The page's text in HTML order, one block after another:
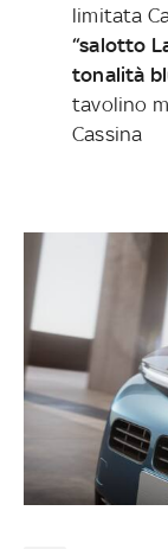
limitata
“salotto
tonalità
tavolino
Cassina